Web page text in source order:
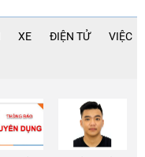
XE ĐIỆN TỬ VIỆC